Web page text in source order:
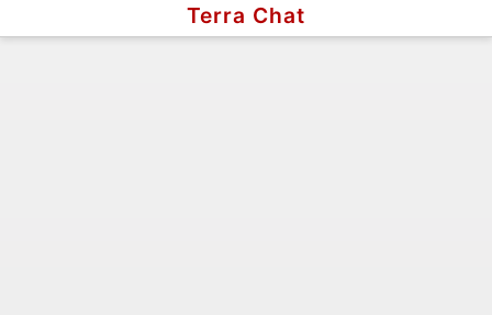
Terra Chat